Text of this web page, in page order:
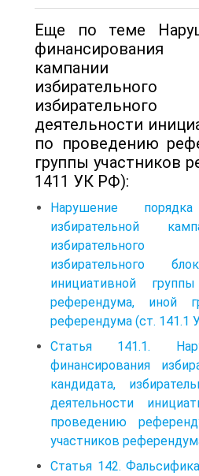
Еще по теме
финансирования
кампании
избирательного
деятельности
по проведению
группы участников
1411 УК РФ):
Нарушение порядка
избирательной
избирательного
инициативной
референдума, иной
референдума (ст. 141.1
Статья 141.1.
финансирования
кандидата,
деятельности
проведению
участников
Статья 142.